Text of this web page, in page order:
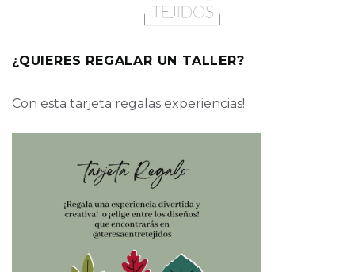
¿QUIERES REGALAR UN TALLER?
Con esta tarjeta regalas experiencias!